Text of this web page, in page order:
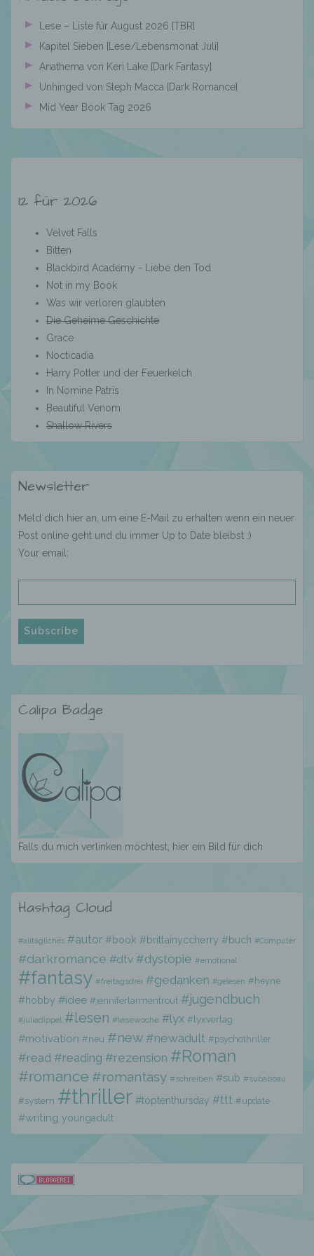
Lese – Liste für August 2026 [TBR]
Kapitel Sieben [Lese/Lebensmonat Juli]
Anathema von Keri Lake [Dark Fantasy]
Unhinged von Steph Macca [Dark Romance]
Mid Year Book Tag 2026
12 für 2026
Velvet Falls
Bitten
Blackbird Academy - Liebe den Tod
Not in my Book
Was wir verloren glaubten
Die Geheime Geschichte
Grace
Nocticadia
Harry Potter und der Feuerkelch
In Nomine Patris
Beautiful Venom
Shallow Rivers
Newsletter
Meld dich hier an, um eine E-Mail zu erhalten wenn ein neuer
Post online geht und du immer Up to Date bleibst :)
Your email:
Calipa Badge
Falls du mich verlinken möchtest, hier ein Bild für dich
Hashtag Cloud
#alltägliches #autor #book #brittainyccherry #buch #Computer
#darkromance #dtv #dystopie #emotional
#fantasy #freitagsdrei #gedanken #gelesen #heyne
#hobby #idee #jenniferlarmentrout #jugendbuch
#juliadippel #lesen #lesewoche #lyx #lyxverlag
#motivation #neu #new #newadult #psychothriller
#read #reading #rezension #Roman
#romance #romantasy #schreiben #sub #subabbau
#system #thriller #toptenthursday #ttt #update
#writing youngadult
Organisation, das Ordnen, die Speicherung,
die Anpassung oder Veränderung, das
die Offenlegung durch Übermittlung,
Verbreitung oder eine andere Form der
Bereitstellung, den Abgleich oder die
Verknüpfung, die Einschränkung, das
Löschen oder die Vernichtung.
d) Einschränkung der Verarbeitung
Einschränkung der Verarbeitung ist die
personenbezogener Daten mit dem Ziel, ihre
e) Profiling
darin besteht, dass diese
personenbezogenen Daten verwendet
werden, um bestimmte persönliche Aspekte,
die sich auf eine natürliche Person beziehen,
bezüglich Arbeitsleistung, wirtschaftlicher
Lage, Gesundheit, persönlicher Vorlieben,
Aufenthaltsort oder Ortswechsel dieser
natürlichen Person zu analysieren oder
f) Pseudonymisierung
personenbezogener Daten in einer Weise,
auf welche die personenbezogenen Daten
ohne Hinzuziehung zusätzlicher
Informationen nicht mehr einer spezifischen
und technischen und organisatorischen
Maßnahmen unterliegen, die gewährleisten,
dass die personenbezogenen Daten nicht
einer identifizierten oder identifizierbaren
natürlichen Person zugewiesen werden.
Verantwortlicher
Verantwortlicher oder für die Verarbeitung
juristische Person, Behörde, Einrichtung
oder andere Stelle, die allein oder
gemeinsam mit anderen über die Zwecke
und Mittel der Verarbeitung von
personenbezogenen Daten entscheidet.
Sind die Zwecke und Mittel dieser
Verarbeitung durch das Unionsrecht oder
das Recht der Mitgliedstaaten vorgegeben,
so kann der Verantwortliche
beziehungsweise können die bestimmten
Kriterien seiner Benennung nach dem
Unionsrecht oder dem Recht der
Mitgliedstaaten vorgesehen werden.
h) Auftragsverarbeiter
juristische Person, Behörde, Einrichtung
oder andere Stelle, die personenbezogene